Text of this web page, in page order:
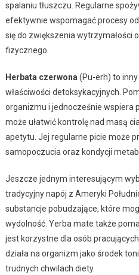
spalaniu tłuszczu. Regularne
efektywnie wspomagać procesy
się do zwiększenia wytrzymałości
fizycznego.
Herbata czerwona(Pu-erh) to
właściwości detoksykacyjnych.
organizmu i jednocześnie wspiera
może ułatwić kontrolę nad masą
apetytu. Jej regularne picie może
samopoczucia oraz kondycji
Jeszcze jednym interesującym
tradycyjny napój z Ameryki
substancje pobudzające, które
wydolność. Yerba mate także
jest korzystne dla osób
działa na organizm jako środek
trudnych chwilach diety.